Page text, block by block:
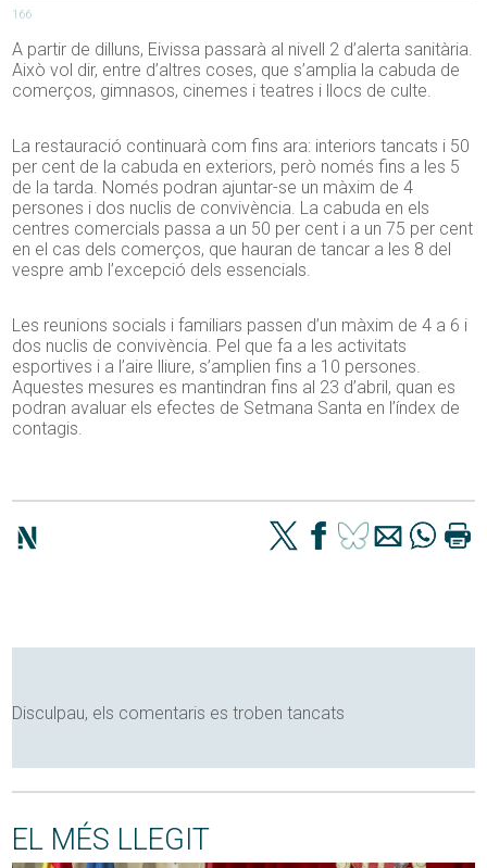
166
A partir de dilluns, Eivissa passarà al nivell 2 d’alerta sanitària.
Això vol dir, entre d’altres coses, que s’amplia la cabuda de
comerços, gimnasos, cinemes i teatres i llocs de culte.
La restauració continuarà com fins ara: interiors tancats i 50
per cent de la cabuda en exteriors, però només fins a les 5
de la tarda. Només podran ajuntar-se un màxim de 4
persones i dos nuclis de convivència. La cabuda en els
centres comercials passa a un 50 per cent i a un 75 per cent
en el cas dels comerços, que hauran de tancar a les 8 del
vespre amb l’excepció dels essencials.
Les reunions socials i familiars passen d’un màxim de 4 a 6 i
dos nuclis de convivència. Pel que fa a les activitats
esportives i a l’aire lliure, s’amplien fins a 10 persones.
Aquestes mesures es mantindran fins al 23 d’abril, quan es
podran avaluar els efectes de Setmana Santa en l’índex de
contagis.
Disculpau, els comentaris es troben tancats
EL MÉS LLEGIT